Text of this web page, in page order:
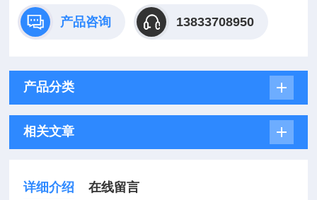
产品咨询 13833708950
产品分类
相关文章
详细介绍 在线留言